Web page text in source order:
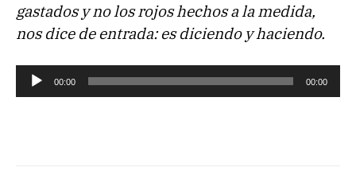
gastados y no los rojos hechos a la medida,
nos dice de entrada: es diciendo y haciendo.
e
00:00 00:00